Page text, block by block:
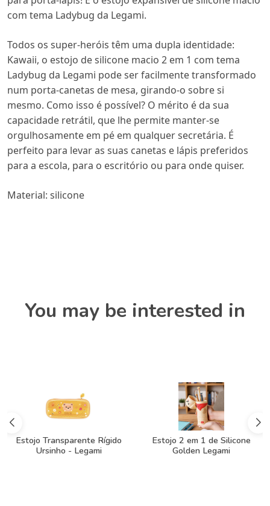
com tema Ladybug da Legami.
Todos os super-heróis têm uma dupla identidade:
Kawaii, o estojo de silicone macio 2 em 1 com tema
Ladybug da Legami pode ser facilmente transformado
num porta-canetas de mesa, girando-o sobre si
mesmo. Como isso é possível? O mérito é da sua
capacidade retrátil, que lhe permite manter-se
orgulhosamente em pé em qualquer secretária. É
perfeito para levar as suas canetas e lápis preferidos
para a escola, para o escritório ou para onde quiser.
Material: silicone
You may be interested in
Estojo Transparente Rígido
Ursinho - Legami
Estojo 2 em 1 de Silicone
Golden Legami